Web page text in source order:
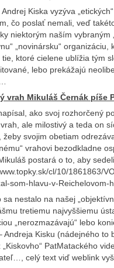
Kiska vyzýva
čo poslať nemali, veď
niektorým naším
„novinársku“
tie, ktoré cielene ublížia tým
lebo prekážajú
vrah Mikuláš Černák
ako svoj rozhorčený
ale milostivý a teda on
žeby svojim obetiam
vrahovi bezodkladne
postará o to, aby
cl/10/1861863/
som-hlavu-v-Reichelovom-
sa nestalo na našej
tretiemu najvyššiemu
„nerozmazávajú“ lebo
Andreja Kisku (nádejného to
„Kiskovho“ PatMatackého
celý text viď weblink